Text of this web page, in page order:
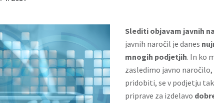
Slediti objavam javnih
javnih naročil je danes
mnogih podjetjih. In ko
zasledimo javno
pridobiti, se v podjetju
priprave za izdelavo